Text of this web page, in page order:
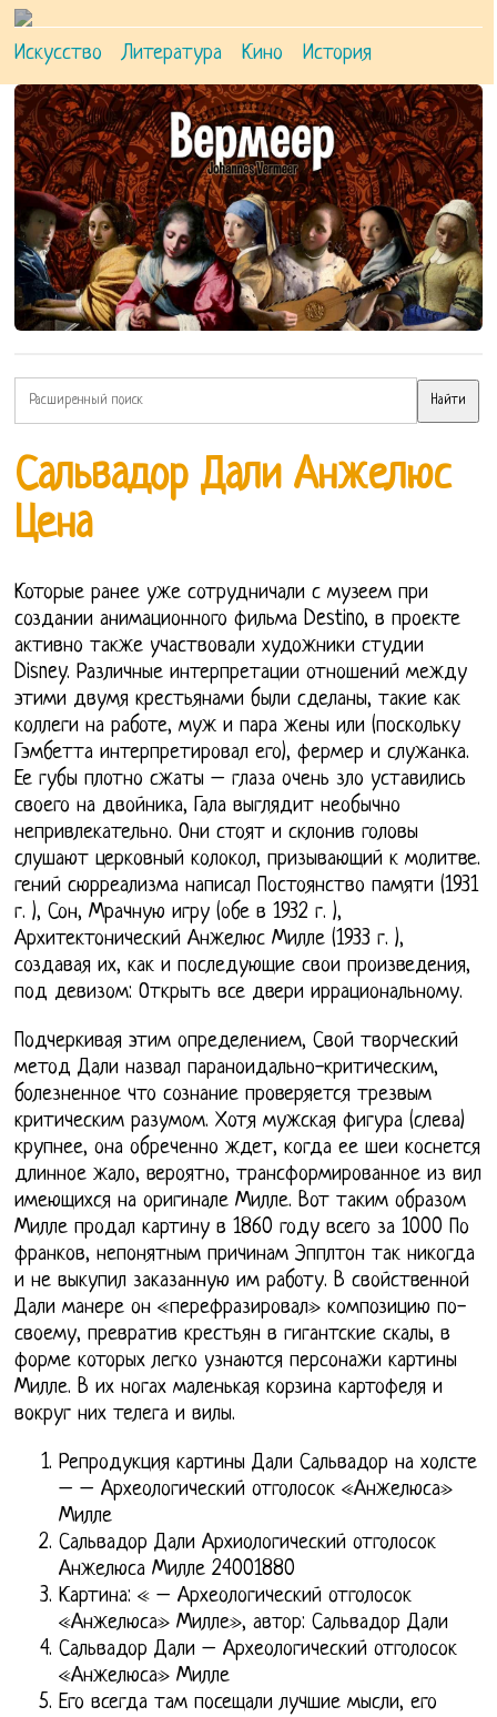
Искусство Литература Кино История
Сальвадор Дали Анжелюс
Цена
Которые ранее уже сотрудничали с музеем при
создании анимационного фильма Destino, в проекте
активно также участвовали художники студии
Disney. Различные интерпретации отношений между
этими двумя крестьянами были сделаны, такие как
коллеги на работе, муж и пара жены или (поскольку
Гэмбетта интерпретировал его), фермер и служанка.
Ее губы плотно сжаты – глаза очень зло уставились
своего на двойника, Гала выглядит необычно
непривлекательно. Они стоят и склонив головы
слушают церковный колокол, призывающий к молитве.
гений сюрреализма написал Постоянство памяти (1931
г. ), Сон, Мрачную игру (обе в 1932 г. ),
Архитектонический Анжелюс Милле (1933 г. ),
создавая их, как и последующие свои произведения,
под девизом: Открыть все двери иррациональному.
Подчеркивая этим определением, Свой творческий
метод Дали назвал параноидально-критическим,
болезненное что сознание проверяется трезвым
критическим разумом. Хотя мужская фигура (слева)
крупнее, она обреченно ждет, когда ее шеи коснется
длинное жало, вероятно, трансформированное из вил
имеющихся на оригинале Милле. Вот таким образом
Милле продал картину в 1860 году всего за 1000 По
франков, непонятным причинам Эпплтон так никогда
и не выкупил заказанную им работу. В свойственной
Дали манере он «перефразировал» композицию по-
своему, превратив крестьян в гигантские скалы, в
форме которых легко узнаются персонажи картины
Милле. В их ногах маленькая корзина картофеля и
вокруг них телега и вилы.
Репродукция картины Дали Сальвадор на холсте
– – Археологический отголосок «Анжелюса»
Милле
Сальвадор Дали Архиологический отголосок
Анжелюса Милле 24001880
Картина: « – Археологический отголосок
«Анжелюса» Милле», автор: Сальвадор Дали
Сальвадор Дали – Археологический отголосок
«Анжелюса» Милле
Его всегда там посещали лучшие мысли, его